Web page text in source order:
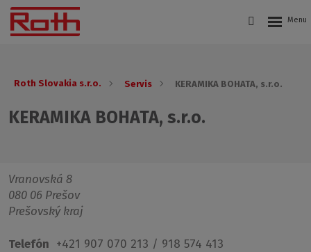
Roth Slovakia s.r.o. Servis KERAMIKA BOHATA, s.r.o.
KERAMIKA BOHATA, s.r.o.
Vranovská 8
080 06 Prešov
Prešovský kraj
Telefón +421 907 070 213 / 918 574 413